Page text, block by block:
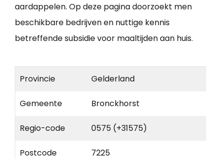
aardappelen. Op deze pagina doorzoekt men
beschikbare bedrijven en nuttige kennis
betreffende subsidie voor maaltijden aan huis.
Provincie Gelderland
Gemeente Bronckhorst
Regio-code 0575 (+31575)
Postcode 7225